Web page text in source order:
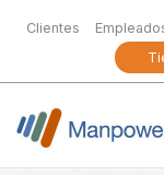
Clientes